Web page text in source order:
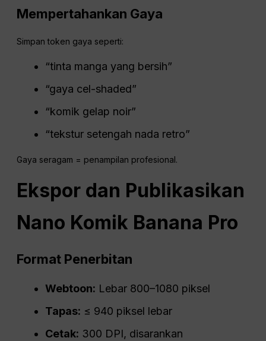
Mempertahankan Gaya
Simpan token gaya seperti:
“tinta manga yang bersih”
“gaya cel-shaded”
“komik gelap noir”
“tekstur setengah nada retro”
Gaya seragam = penampilan profesional.
Ekspor dan Publikasikan
Nano Komik Banana Pro
Format Penerbitan
Webtoon: Lebar 800–1080 piksel
Tapas: ≤ 940 piksel lebar
Cetak: 300 DPI, disarankan